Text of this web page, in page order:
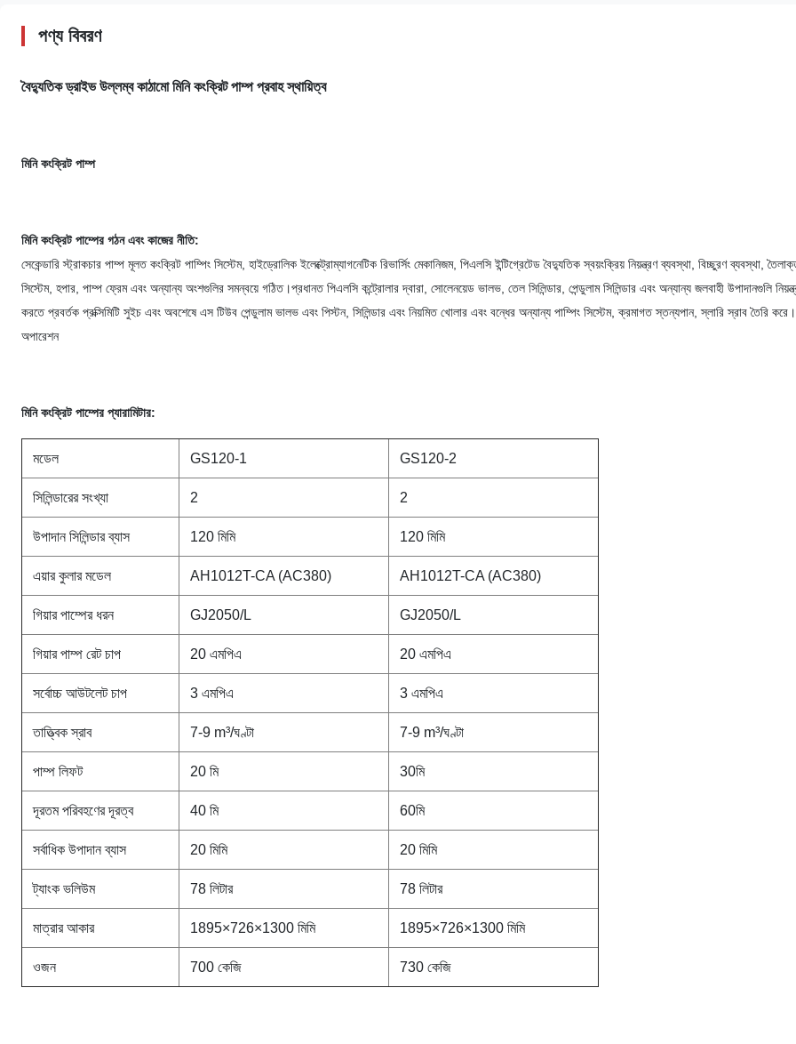
পণ্য বিবরণ
বৈদ্যুতিক ড্রাইভ উল্লম্ব কাঠামো মিনি কংক্রিট পাম্প প্রবাহ স্থায়িত্ব
মিনি কংক্রিট পাম্প
মিনি কংক্রিট পাম্পের গঠন এবং কাজের নীতি:
সেকেন্ডারি স্ট্রাকচার পাম্প মূলত কংক্রিট পাম্পিং সিস্টেম, হাইড্রোলিক ইলেক্ট্রোম্যাগনেটিক রিভার্সিং মেকানিজম, পিএলসি ইন্টিগ্রেটেড বৈদ্যুতিক স্বয়ংক্রিয় নিয়ন্ত্রণ ব্যবস্থা, বিচ্ছুরণ ব্যবস্থা,
সিস্টেম, হপার, পাম্প ফ্রেম এবং অন্যান্য অংশগুলির সমন্বয়ে গঠিত।প্রধানত পিএলসি কন্ট্রোলার দ্বারা, সোলেনয়েড ভালভ, তেল সিলিন্ডার, পেন্ডুলাম সিলিন্ডার এবং অন্যান্য জলবাহী উপাদানগুলি
করতে প্রবর্তক প্রক্সিমিটি সুইচ এবং অবশেষে এস টিউব পেন্ডুলাম ভালভ এবং পিস্টন, সিলিন্ডার এবং নিয়মিত খোলার এবং বন্ধের অন্যান্য পাম্পিং সিস্টেম, ক্রমাগত স্তন্যপান, স্লারি স্রাব তৈরি করে।
অপারেশন
মিনি কংক্রিট পাম্পের প্যারামিটার:
মডেল GS120-1 GS120-2
সিলিন্ডারের সংখ্যা 2 2
উপাদান সিলিন্ডার ব্যাস 120 মিমি 120 মিমি
এয়ার কুলার মডেল AH1012T-CA (AC380) AH1012T-CA (AC380)
গিয়ার পাম্পের ধরন GJ2050/L GJ2050/L
গিয়ার পাম্প রেট চাপ 20 এমপিএ 20 এমপিএ
সর্বোচ্চ আউটলেট চাপ 3 এমপিএ 3 এমপিএ
তাত্ত্বিক স্রাব 7-9 m³/ঘণ্টা 7-9 m³/ঘণ্টা
পাম্প লিফট 20 মি 30মি
দূরতম পরিবহণের দূরত্ব 40 মি 60মি
সর্বাধিক উপাদান ব্যাস 20 মিমি 20 মিমি
ট্যাংক ভলিউম 78 লিটার 78 লিটার
মাত্রার আকার 1895×726×1300 মিমি 1895×726×1300 মিমি
ওজন 700 কেজি 730 কেজি